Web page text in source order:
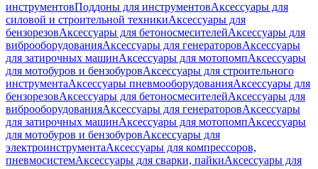
инструментовПоддоны для инструментовАксессуары для
силовой и строительной техникиАксессуары для
бензорезовАксессуары для бетоносмесителейАксессуары для
виброоборудованияАксессуары для генераторовАксессуары
для затирочных машинАксессуары для мотопомпАксессуары
для мотобуров и бензобуровАксессуары для строительного
инструментаАксессуары пневмооборудованияАксессуары для
бензорезовАксессуары для бетоносмесителейАксессуары для
виброоборудованияАксессуары для генераторовАксессуары
для затирочных машинАксессуары для мотопомпАксессуары
для мотобуров и бензобуровАксессуары для
электроинструментаАксессуары для компрессоров,
пневмосистемАксессуары для сварки, пайкиАксессуары для